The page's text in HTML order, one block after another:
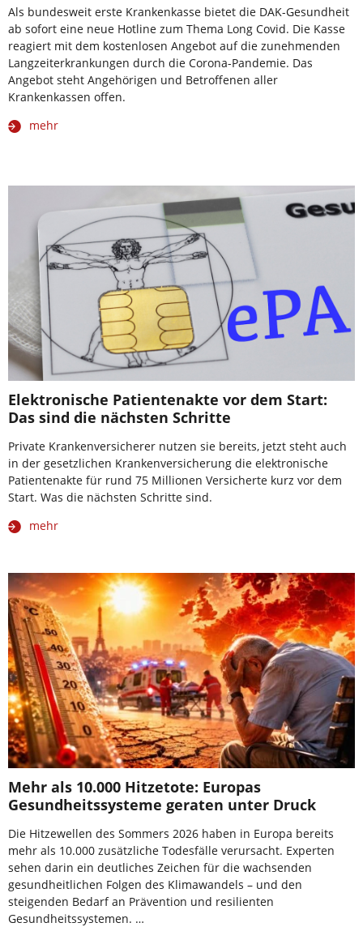
Als bundesweit erste Krankenkasse bietet die DAK-Gesundheit
ab sofort eine neue Hotline zum Thema Long Covid. Die Kasse
reagiert mit dem kostenlosen Angebot auf die zunehmenden
Langzeiterkrankungen durch die Corona-Pandemie. Das
Angebot steht Angehörigen und Betroffenen aller
Krankenkassen offen.
mehr
Elektronische Patientenakte vor dem Start:
Das sind die nächsten Schritte
Private Krankenversicherer nutzen sie bereits, jetzt steht auch
in der gesetzlichen Krankenversicherung die elektronische
Patientenakte für rund 75 Millionen Versicherte kurz vor dem
Start. Was die nächsten Schritte sind.
mehr
Mehr als 10.000 Hitzetote: Europas
Gesundheitssysteme geraten unter Druck
Die Hitzewellen des Sommers 2026 haben in Europa bereits
mehr als 10.000 zusätzliche Todesfälle verursacht. Experten
sehen darin ein deutliches Zeichen für die wachsenden
gesundheitlichen Folgen des Klimawandels – und den
steigenden Bedarf an Prävention und resilienten
Gesundheitssystemen. …